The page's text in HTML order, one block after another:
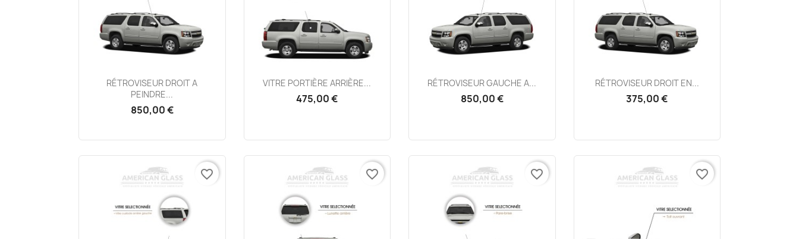
Aperçu rapide
RÉTROVISEUR DROIT A
PEINDRE...
850,00 €
Aperçu rapide
VITRE PORTIÈRE ARRIÈRE...
475,00 €
Aperçu rapide
RÉTROVISEUR GAUCHE A...
850,00 €
Aperçu rapide
RÉTROVISEUR DROIT EN...
375,00 €
favorite_border favorite_border favorite_border favorite_border